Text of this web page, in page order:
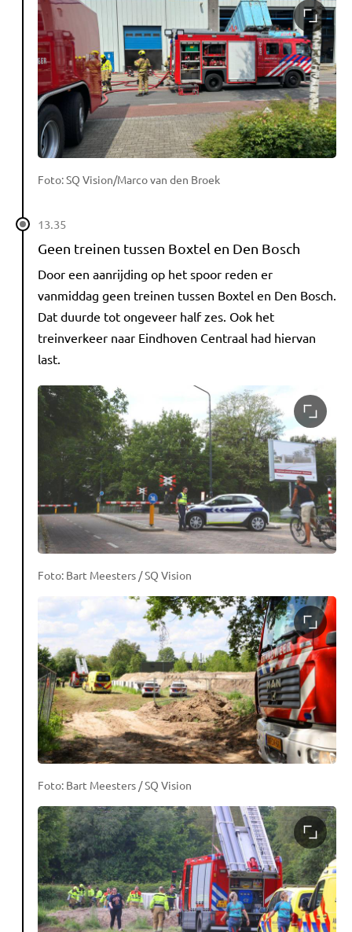
Foto: SQ Vision/Marco van den Broek
13.35
Geen treinen tussen Boxtel en Den Bosch
Door een aanrijding op het spoor reden er
vanmiddag geen treinen tussen Boxtel en Den Bosch.
Dat duurde tot ongeveer half zes. Ook het
treinverkeer naar Eindhoven Centraal had hiervan
last.
Foto: Bart Meesters / SQ Vision
Foto: Bart Meesters / SQ Vision